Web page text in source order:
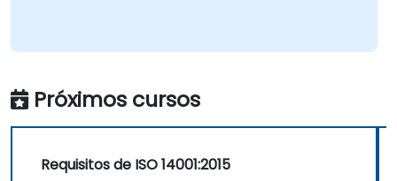
Próximos cursos
Requisitos de ISO 14001:2015